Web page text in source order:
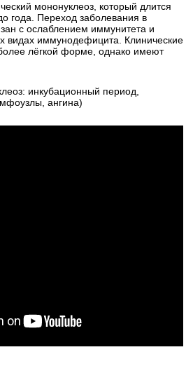
мононуклеоз, который длится
года. Переход заболевания в
с ослаблением иммунитета и
видах иммунодефицита. Клинические
лёгкой форме, однако имеют
инкубационный период,
ангина)